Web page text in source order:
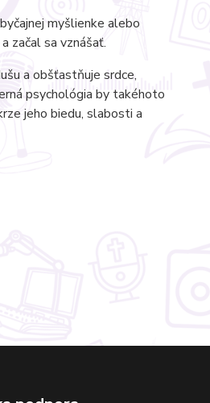
myšlienke alebo
začal sa vznášať.
a obšťastňuje srdce,
psychológia by takéhoto
jeho biedu, slabosti a